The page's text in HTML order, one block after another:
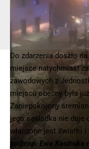
Do zdarzenia doszło
miejsce natychmiast
zawodowych z
miejscu obecny była
Zaniepokojony
jego sąsiadka nie daje
włączone jest światło
podinsp. Ewa Kasińska
© 2025 –